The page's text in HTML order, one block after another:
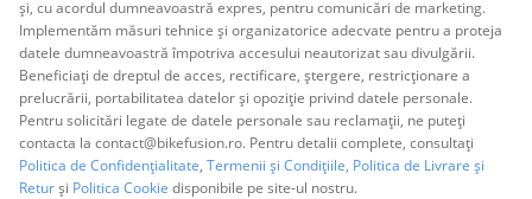
și, cu acordul dumneavoastră expres, pentru comunicări de marketing.
Implementăm măsuri tehnice și organizatorice adecvate pentru a proteja
datele dumneavoastră împotriva accesului neautorizat sau divulgării.
Beneficiați de dreptul de acces, rectificare, ștergere, restricționare a
prelucrării, portabilitatea datelor și opoziție privind datele personale.
Pentru solicitări legate de datele personale sau reclamații, ne puteți
contacta la contact@bikefusion.ro. Pentru detalii complete, consultați
Politica de Confidențialitate, Termenii și Condițiile, Politica de Livrare și
Returși Politica Cookie disponibile pe site-ul nostru.